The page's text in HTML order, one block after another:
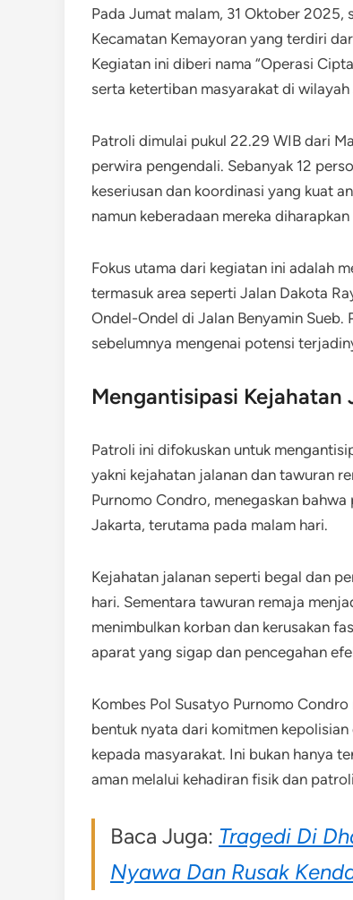
Pada Jumat malam, 31 Oktober 2025,
Kecamatan Kemayoran yang terdiri
Kegiatan ini diberi nama “Operasi
serta ketertiban masyarakat di
Patroli dimulai pukul 22.29 WIB dari
perwira pengendali. Sebanyak 12
keseriusan dan koordinasi yang kuat
namun keberadaan mereka
Fokus utama dari kegiatan ini adalah
termasuk area seperti Jalan Dakota
Ondel-Ondel di Jalan Benyamin
sebelumnya mengenai potensi
Mengantisipasi Kejahatan
Patroli ini difokuskan untuk
yakni kejahatan jalanan dan tawuran
Purnomo Condro, menegaskan
Jakarta, terutama pada malam hari.
Kejahatan jalanan seperti begal dan
hari. Sementara tawuran remaja
menimbulkan korban dan kerusakan
aparat yang sigap dan pencegahan
Kombes Pol Susatyo Purnomo
bentuk nyata dari komitmen
kepada masyarakat. Ini bukan hanya
aman melalui kehadiran fisik dan
Baca Juga: Tragedi Di
Nyawa Dan Rusak